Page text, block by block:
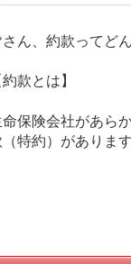
さん、約款ってど
約款とは】
命保険会社があら
特約）があります